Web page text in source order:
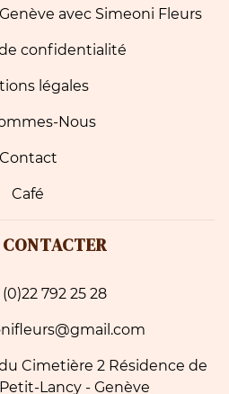
avec Simeoni Fleurs
confidentialité
légales
Nous
Contact
Café
(0)22 792 25 28
Cimetière 2 Résidence de
Petit-Lancy - Genève